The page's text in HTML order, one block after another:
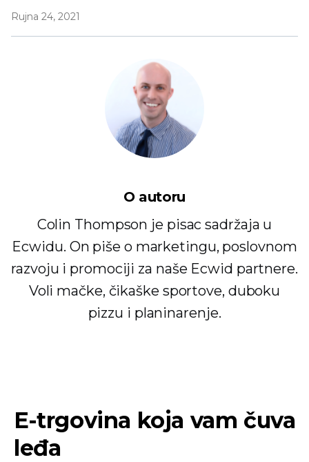
Rujna 24, 2021
O autoru
Colin Thompson je pisac sadržaja u
Ecwidu. On piše o marketingu, poslovnom
razvoju i promociji za naše Ecwid partnere.
Voli mačke, čikaške sportove, duboku
pizzu i planinarenje.
E-trgovina koja vam čuva
leđa